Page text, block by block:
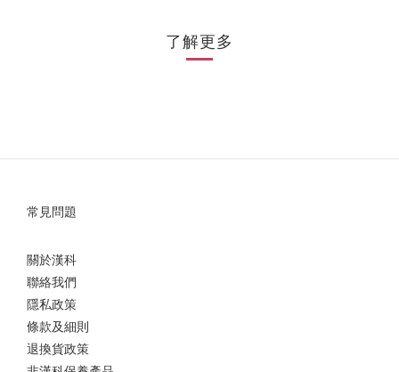
了解更多
常見問題
關於漢科
聯絡我們
隱私政策
條款及細則
退換貨政策